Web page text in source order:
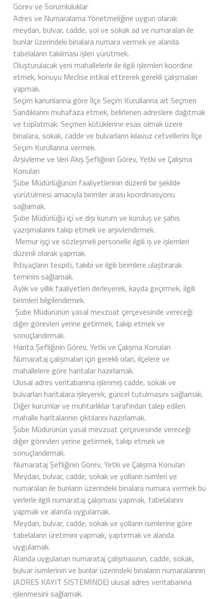
Görev ve Sorumluluklar
Adres ve Numaralama Yönetmeliğine uygun olarak
meydan, bulvar, cadde, yol ve sokak ad ve numaraları ile
bunlar üzerindeki binalara numara vermek ve alanda
tabelaların takılması işleri yürütmek.
Oluşturulacak yeni mahallelerle ile ilgili işlemleri koordine
etmek, konuyu Meclise intikal ettirerek gerekli çalışmaları
yapmak.
Seçim kanunlarına göre İlçe Seçim Kurullarına ait Seçmen
Sandıklarını muhafaza etmek, belirlenen adreslere dağıtmak
ve toplatmak. Seçmen kütüklerine esas olmak üzere
binalara, sokak, cadde ve bulvarların kılavuz cetvellerini İlçe
Seçim Kurullarına vermek.
Arşivleme ve Veri Akış Şefliğinin Görev, Yetki ve Çalışma
Konuları
Şube Müdürlüğünün faaliyetlerinin düzenli bir şekilde
yürütülmesi amacıyla birimler arası koordinasyonu
sağlamak.
Şube Müdürlüğü içi ve dışı kurum ve kuruluş ve şahıs
yazışmalarını takip etmek ve arşivlendirmek.
Memur işçi ve sözleşmeli personelle ilgili iş ve işlemleri
düzenli olarak yapmak.
İhtiyaçların tespiti, takibi ve ilgili birimlere ulaştırarak
teminini sağlamak.
Aylık ve yıllık faaliyetleri derleyerek, kayda geçirmek, ilgili
birimleri bilgilendirmek.
Şube Müdürünün yasal mevzuat çerçevesinde vereceği
diğer görevleri yerine getirmek, takip etmek ve
sonuçlandırmak.
Harita Şefliğinin Görev, Yetki ve Çalışma Konuları
Numarataj çalışmaları için gerekli olan, ilçelere ve
mahallelere göre haritalar hazırlamak.
Ulusal adres veritabanına işlenmiş cadde, sokak ve
bulvarları haritalara işleyerek, güncel tutulmasını sağlamak.
Diğer kurumlar ve muhtarlıklar tarafından talep edilen
mahalle haritalarının çıktılarını hazırlamak.
Şube Müdürünün yasal mevzuat çerçevesinde vereceği
diğer görevleri yerine getirmek, takip etmek ve
sonuçlandırmak.
Numarataj Şefliğinin Görev, Yetki ve Çalışma Konuları
Meydan, bulvar, cadde, sokak ve yolların isimleri ve
numaraları ile bunların üzerindeki binalara numara vermek bu
yerlerle ilgili numarataj çalışması yapmak, tabelalarını
yapmak ve alanda uygulamak.
Meydan, bulvar, cadde, sokak ve yolların isimlerine göre
tabelaların üretimini yapmak, yaptırmak ve alanda
uygulamak.
Alanda uygulanan numarataj çalışmasının, cadde, sokak,
bulvar isimlerinin ve bunlar üzerindeki binaların numaralarının
(ADRES KAYIT SİSTEMİNDE) ulusal adres veritabanına
işlenmesini sağlamak.